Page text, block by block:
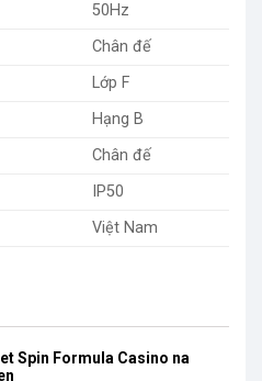
50Hz
Chân đế
Lớp F
Hạng B
Chân đế
IP50
Việt Nam
Spin Formula Casino na